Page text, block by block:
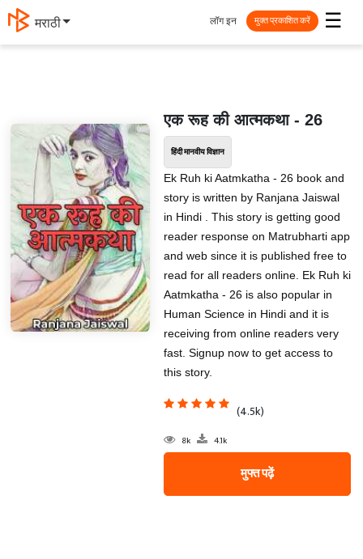
मराठी ☰
लॉग इन मुक्त प्रकाशित करें
एक रूह की आत्मकथा - 26
हिंदी मानवीय विज्ञान
Ek Ruh ki Aatmkatha - 26 book and
story is written by Ranjana Jaiswal
in Hindi . This story is getting good
reader response on Matrubharti app
and web since it is published free to
read for all readers online. Ek Ruh ki
Aatmkatha - 26 is also popular in
Human Science in Hindi and it is
receiving from online readers very
fast. Signup now to get access to
this story.
(4.5k)
8k 4.1k
मुफ्त पढ़ें